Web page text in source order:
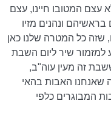
עצם המטובו חיינו, עצם
ונהנים מזיו
שזה כל המטרה שלנו כאן
למזמור שיר ליום השבת
זה מעין עוה"ב,
שאנחנו האבות בהאי
המבוגרים כלפי